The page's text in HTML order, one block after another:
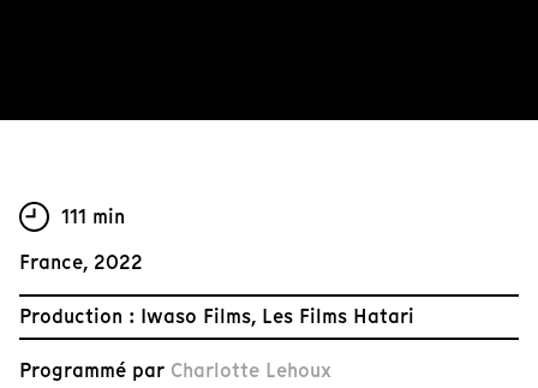
111 min
France, 2022
Production : Iwaso Films, Les Films Hatari
Programmé par Charlotte Lehoux